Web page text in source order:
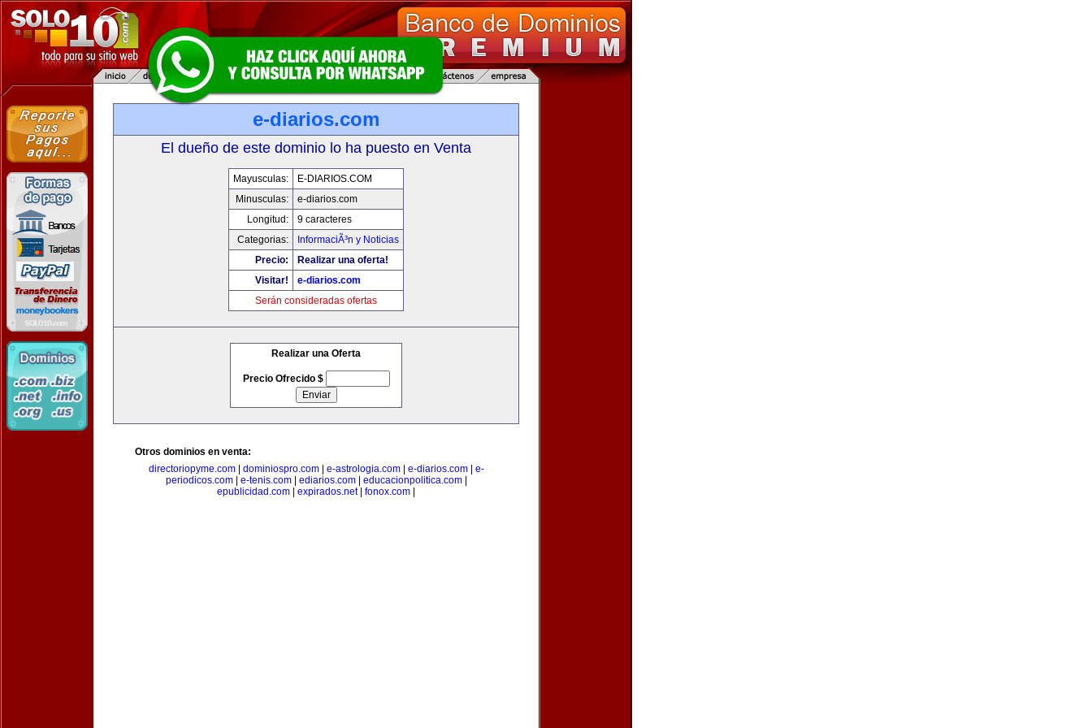
e-diarios.com
El dueño de este dominio lo ha puesto en Venta
Mayusculas:
E-DIARIOS.COM
Minusculas:
e-diarios.com
Longitud:
9 caracteres
Categorias:
InformaciÃ³n y Noticias
Precio:
Realizar una oferta!
Visitar!
e-diarios.com
Serán consideradas ofertas
Realizar una Oferta
Precio Ofrecido $
Otros dominios en venta:
directoriopyme.com| dominiospro.com| e-astrologia.com| e-diarios.com| e-
periodicos.com| e-tenis.com| ediarios.com| educacionpolitica.com|
epublicidad.com
expirados.net| fonox.com